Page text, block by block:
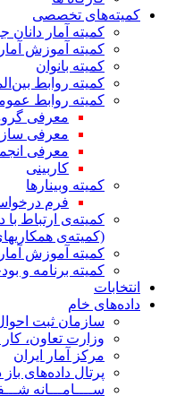
کمیته‌های تخصصی
کمیته آمار دانان
کمیته آموزش آمار
کمیته بانوان
کمیته روابط
کمیته روابط
معرفی
معرفی
معرفی
کاربینی
کمیته وبینارها
فرم
کمیته‌ی ارتباط با
(کمیته‌ی
کمیته آموزش
کمیته برنامه و
انتخابات
داده‌های خام
سازمان ثبت احوال
وزارت تعاون، کار
مرکز آمار ایران
پرتال داده‌های باز
ســــامـــانه